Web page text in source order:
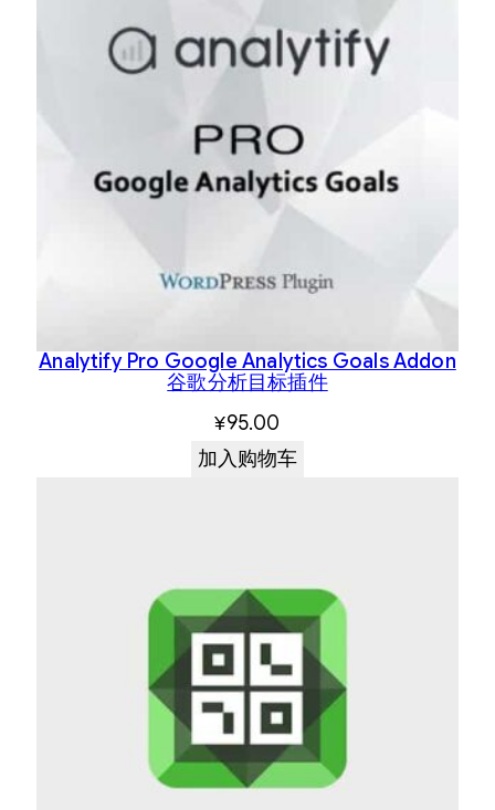
Analytify Pro Google Analytics Goals Addon
谷歌分析目标插件
¥95.00
加入购物车